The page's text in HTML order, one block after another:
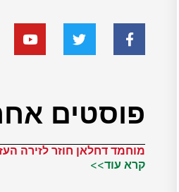
פוסטים
מוחמד דחלאן חוזר לזירה
קרא עוד>>